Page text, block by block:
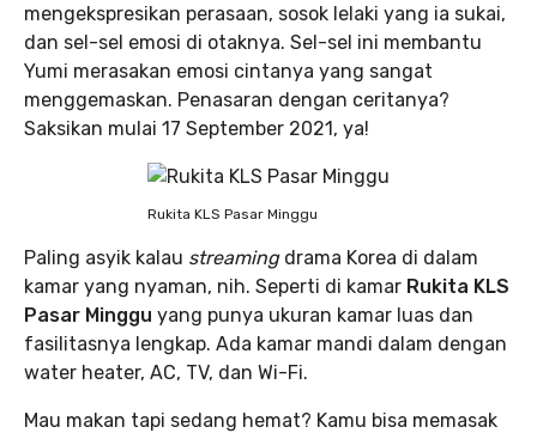
mengekspresikan perasaan, sosok lelaki yang ia sukai,
dan sel-sel emosi di otaknya. Sel-sel ini membantu
Yumi merasakan emosi cintanya yang sangat
menggemaskan. Penasaran dengan ceritanya?
Saksikan mulai 17 September 2021, ya!
Rukita KLS Pasar Minggu
Paling asyik kalau streamingdrama Korea di dalam
kamar yang nyaman, nih. Seperti di kamar Rukita KLS
Pasar Minggu yang punya ukuran kamar luas dan
fasilitasnya lengkap. Ada kamar mandi dalam dengan
water heater, AC, TV, dan Wi-Fi.
Mau makan tapi sedang hemat? Kamu bisa memasak